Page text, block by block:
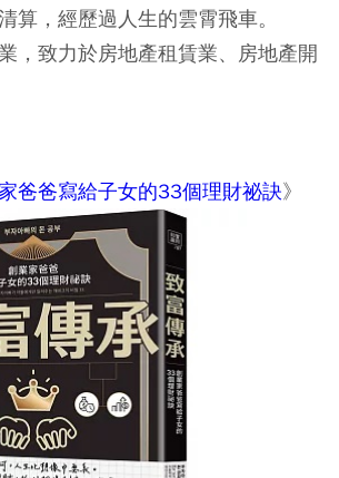
算，經歷過人生的雲霄飛車。
，致力於房地產租賃業、房地產開
爸爸寫給子女的33個理財祕訣》